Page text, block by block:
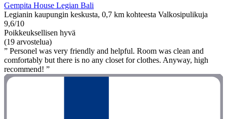
Gempita House Legian Bali
Legianin kaupungin keskusta, 0,7 km kohteesta Valkosipulikuja
9,6/10
Poikkeuksellisen hyvä
(19 arvostelua)
” Personel was very friendly and helpful. Room was clean and
comfortably but there is no any closet for clothes. Anyway, high
recommend! ”